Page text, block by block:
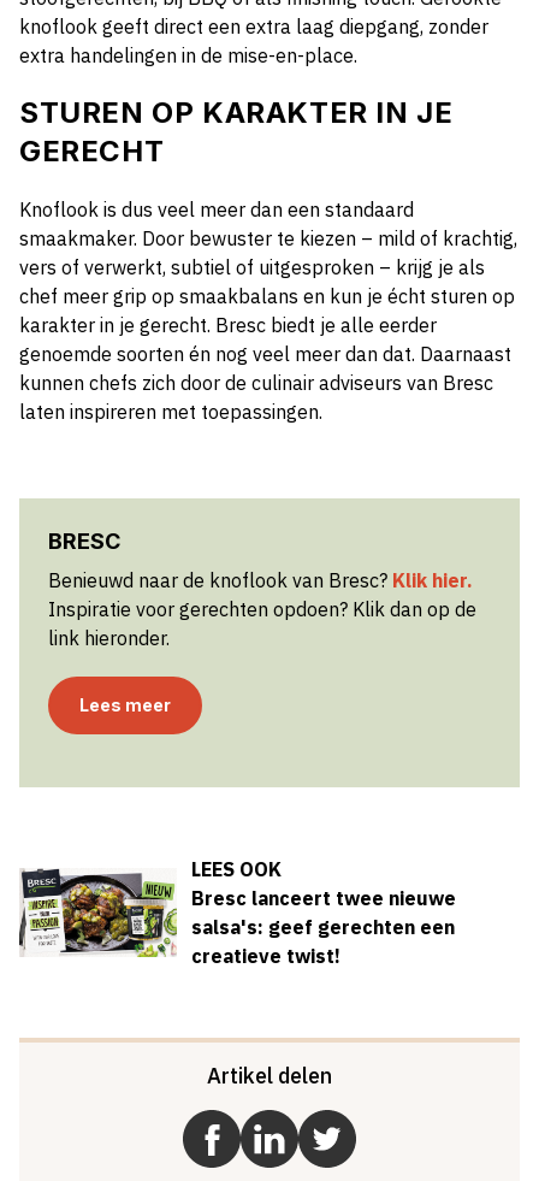
knoflook geeft direct een extra laag diepgang, zonder
extra handelingen in de mise-en-place.
STUREN OP KARAKTER IN JE
GERECHT
Knoflook is dus veel meer dan een standaard
smaakmaker. Door bewuster te kiezen – mild of krachtig,
vers of verwerkt, subtiel of uitgesproken – krijg je als
chef meer grip op smaakbalans en kun je écht sturen op
karakter in je gerecht. Bresc biedt je alle eerder
genoemde soorten én nog veel meer dan dat. Daarnaast
kunnen chefs zich door de culinair adviseurs van Bresc
laten inspireren met toepassingen.
BRESC
Benieuwd naar de knoflook van Bresc? Klik hier.
Inspiratie voor gerechten opdoen? Klik dan op de
link hieronder.
Lees meer
LEES OOK
Bresc lanceert twee nieuwe
salsa's: geef gerechten een
creatieve twist!
Artikel delen